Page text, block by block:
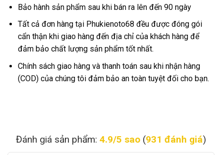
Bảo hành sản phẩm sau khi bán ra lên đến 90 ngày
Tất cả đơn hàng tại Phukienoto68 đều được đóng gói
cẩn thận khi giao hàng đến địa chỉ của khách hàng để
đảm bảo chất lượng sản phẩm tốt nhất.
Chính sách giao hàng và thanh toán sau khi nhận hàng
(COD) của chúng tôi đảm bảo an toàn tuyệt đối cho bạn.
Đánh giá sản phẩm: 4.9/5 sao (931 đánh giá)